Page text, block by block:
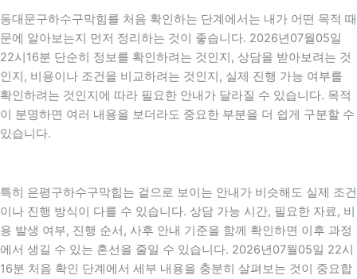
동대문구하수구막힘를 처음 확인하는 단계에서는 내가 어떤 목적 때
문에 알아보는지 먼저 정리하는 것이 좋습니다. 2026년07월05일
22시16분 단순히 정보를 확인하려는 것인지, 상담을 받아보려는 것
인지, 비용이나 조건을 비교하려는 것인지, 실제 진행 가능 여부를
확인하려는 것인지에 따라 필요한 안내가 달라질 수 있습니다. 목적
이 분명하면 여러 내용을 보더라도 중요한 부분을 더 쉽게 구분할 수
있습니다.
특히 은평구하수구막힘는 겉으로 보이는 안내가 비슷해도 실제 조건
이나 진행 방식이 다를 수 있습니다. 상담 가능 시간, 필요한 자료, 비
용 발생 여부, 진행 순서, 사후 안내 기준을 함께 확인하면 이후 과정
에서 생길 수 있는 혼선을 줄일 수 있습니다. 2026년07월05일 22시
16분 처음 확인 단계에서 세부 내용을 충분히 살펴보는 것이 중요합